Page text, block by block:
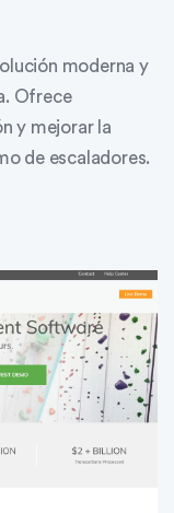
moderna y
Ofrece
y mejorar la
de escaladores.